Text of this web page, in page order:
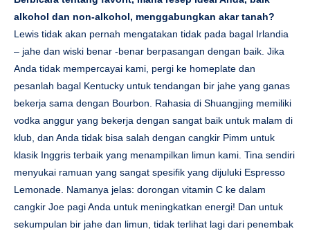
alkohol dan non-alkohol, menggabungkan akar tanah?
Lewis tidak akan pernah mengatakan tidak pada bagal Irlandia
– jahe dan wiski benar -benar berpasangan dengan baik. Jika
Anda tidak mempercayai kami, pergi ke homeplate dan
pesanlah bagal Kentucky untuk tendangan bir jahe yang ganas
bekerja sama dengan Bourbon. Rahasia di Shuangjing memiliki
vodka anggur yang bekerja dengan sangat baik untuk malam di
klub, dan Anda tidak bisa salah dengan cangkir Pimm untuk
klasik Inggris terbaik yang menampilkan limun kami. Tina sendiri
menyukai ramuan yang sangat spesifik yang dijuluki Espresso
Lemonade. Namanya jelas: dorongan vitamin C ke dalam
cangkir Joe pagi Anda untuk meningkatkan energi! Dan untuk
sekumpulan bir jahe dan limun, tidak terlihat lagi dari penembak